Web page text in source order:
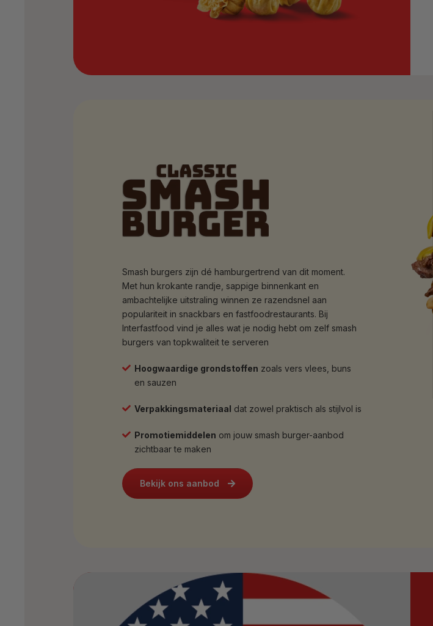
Smash burgers zijn dé hamburgertrend van dit moment.
Met hun krokante randje, sappige binnenkant en
ambachtelijke uitstraling winnen ze razendsnel aan
populariteit in snackbars en fastfoodrestaurants. Bij
Interfastfood vind je alles wat je nodig hebt om zelf smash
burgers van topkwaliteit te serveren
Hoogwaardige grondstoffen zoals vers vlees, buns
en sauzen
Verpakkingsmateriaal dat zowel praktisch als stijlvol is
Promotiemiddelen om jouw smash burger-aanbod
zichtbaar te maken
Bekijk ons aanbod